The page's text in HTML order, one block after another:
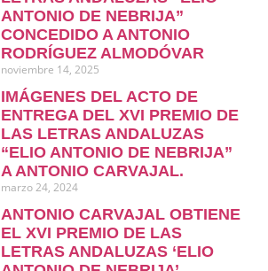
ANTONIO DE NEBRIJA”
CONCEDIDO A ANTONIO
RODRÍGUEZ ALMODÓVAR
noviembre 14, 2025
IMÁGENES DEL ACTO DE
ENTREGA DEL XVI PREMIO DE
LAS LETRAS ANDALUZAS
“ELIO ANTONIO DE NEBRIJA”
A ANTONIO CARVAJAL.
marzo 24, 2024
ANTONIO CARVAJAL OBTIENE
EL XVI PREMIO DE LAS
LETRAS ANDALUZAS ‘ELIO